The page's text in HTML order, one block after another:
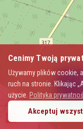
Cenimy Twoją
Używamy plików cookie,
ruch na stronie. Klikając
użycie. Polityka
Akceptuj
📍